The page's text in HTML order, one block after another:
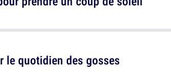
le quotidien des gosses